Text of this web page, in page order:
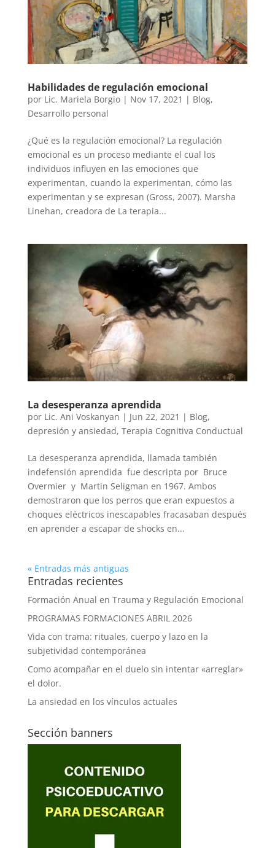
Habilidades de regulación emocional
por Lic. Mariela Borgio| Nov 17, 2021 | Blog,
Desarrollo personal
¿Qué es la regulación emocional? La regulación
emocional es un proceso mediante el cual los
individuos influyen en las emociones que
experimentan, cuando la experimentan, cómo las
experimentan y se expresan (Gross, 2007). Marsha
Linehan, creadora de La terapia...
La desesperanza aprendida
por Lic. Ani Voskanyan | Jun 22, 2021 | Blog,
depresión y ansiedad, Terapia Cognitiva Conductual
La desesperanza aprendida, llamada también
indefensión aprendida fue descripta por Bruce
Overmier y Martin Seligman en 1967. Ambos
demostraron que los perros que eran expuestos a
choques eléctricos inescapables fracasaban después
en aprender a escapar de shocks en...
« Entradas más antiguas
Entradas recientes
Formación Anual en Trauma y Regulación Emocional
PROGRAMAS FORMACIONES ABRIL 2026
Vida con trama: rituales, cuerpo y lazo en la
subjetividad contemporánea
Como acompañar en el duelo sin intentar «arreglar»
el dolor.
La ansiedad en los vínculos actuales
Sección banners